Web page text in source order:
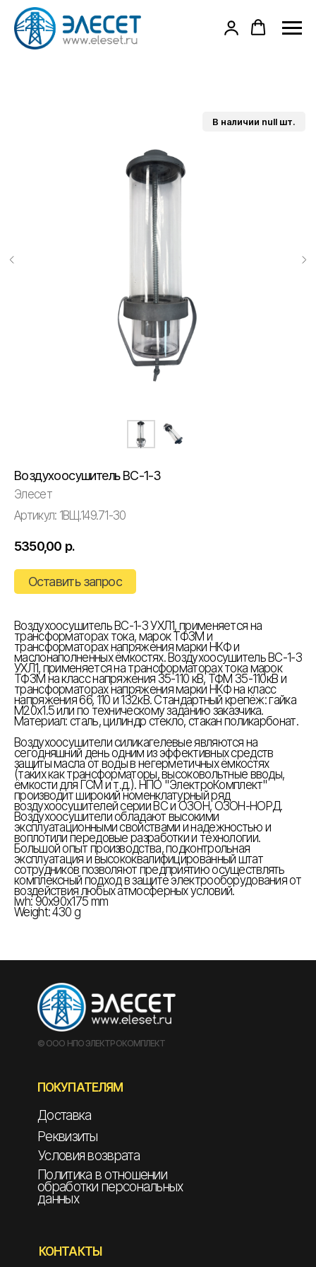
Воздухоосушитель ВС-1-3
Элесет
Артикул: 1ВЩ.149.71-30
5350,00 р.
Оставить запрос
Воздухоосушитель ВС-1-3 УХЛ1, применяется на
трансформаторах тока, марок ТФЗМ и
трансформаторах напряжения марки НКФ и
маслонаполненных ёмкостях. Воздухоосушитель ВС-1-3
УХЛ1, применяется на трансформаторах тока марок
ТФЗМ на класс напряжения 35-110 кВ, ТФМ 35-110кВ и
трансформаторах напряжения марки НКФ на класс
напряжения 66, 110 и 132кВ. Стандартный крепёж: гайка
М20х1.5 или по техническому заданию заказчика.
Материал: сталь, цилиндр стекло, стакан поликарбонат.
Воздухоосушители силикагелевые являются на
сегодняшний день одним из эффективных средств
защиты масла от воды в негерметичных ёмкостях
(таких как трансформаторы, высоковольтные вводы,
ёмкости для ГСМ и т.д.). НПО "ЭлектроКомплект"
производит широкий номенклатурный ряд
воздухоосушителей серии ВС и ОЗОН, ОЗОН-НОРД.
Воздухоосушители обладают высокими
эксплуатационными свойствами и надежностью и
воплотили передовые разработки и технологии.
Большой опыт производства, подконтрольная
эксплуатация и высококвалифицированный штат
сотрудников позволяют предприятию осуществлять
комплексный подход в защите электрооборудования от
воздействия любых атмосферных условий.
lwh: 90x90x175 mm
Weight: 430 g
© ООО НПО ЭЛЕКТРОКОМПЛЕКТ
ПОКУПАТЕЛЯМ
Доставка
Реквизиты
Условия возврата
Политика в отношении
обработки персональных
данных
КОНТАКТЫ